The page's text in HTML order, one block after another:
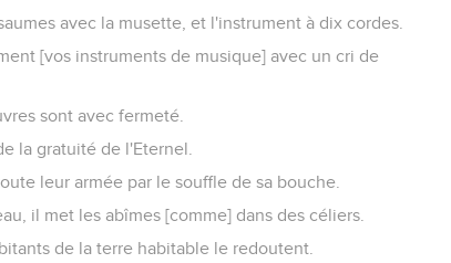
avec la musette, et l'instrument à dix cordes.
[vos instruments de musique] avec un cri de
sont avec fermeté.
la gratuité de l'Eternel.
leur armée par le souffle de sa bouche.
il met les abîmes [comme] dans des céliers.
de la terre habitable le redoutent.